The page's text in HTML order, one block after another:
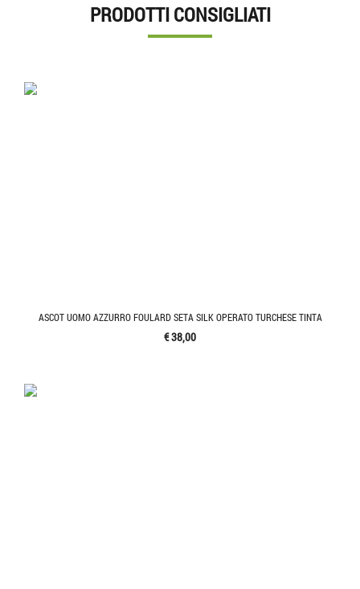
PRODOTTI CONSIGLIATI
ASCOT UOMO AZZURRO FOULARD SETA SILK OPERATO TURCHESE TINTA
€ 38,00